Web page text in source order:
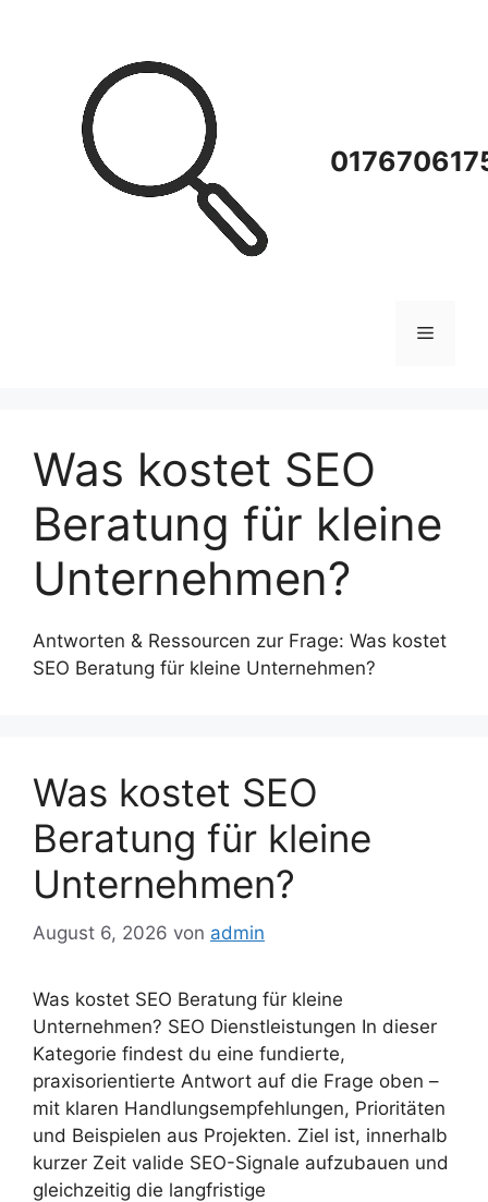
Menü
Was kostet SEO
Beratung für kleine
Unternehmen?
Antworten & Ressourcen zur Frage: Was kostet
SEO Beratung für kleine Unternehmen?
Was kostet SEO
Beratung für kleine
Unternehmen?
August 6, 2026 von admin
Was kostet SEO Beratung für kleine
Unternehmen? SEO Dienstleistungen In dieser
Kategorie findest du eine fundierte,
praxisorientierte Antwort auf die Frage oben –
mit klaren Handlungsempfehlungen, Prioritäten
und Beispielen aus Projekten. Ziel ist, innerhalb
kurzer Zeit valide SEO-Signale aufzubauen und
gleichzeitig die langfristige